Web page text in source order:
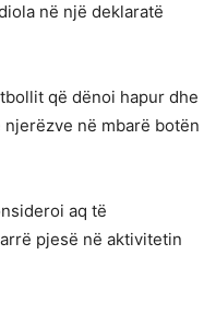
në një deklaratë
që dënoi hapur dhe
në mbarë botën
aq të
pjesë në aktivitetin